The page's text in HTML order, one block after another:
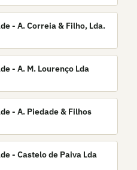
- A. Correia & Filho, Lda.
- A. M. Lourenço Lda
- A. Piedade & Filhos
- Castelo de Paiva Lda